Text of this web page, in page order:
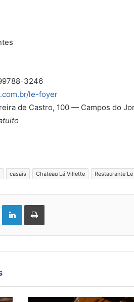
3246
le-foyer
de Castro, 100 — Campos do
casais Chateau Lá Villette Restaurante
TwitterLinkedinImprimir